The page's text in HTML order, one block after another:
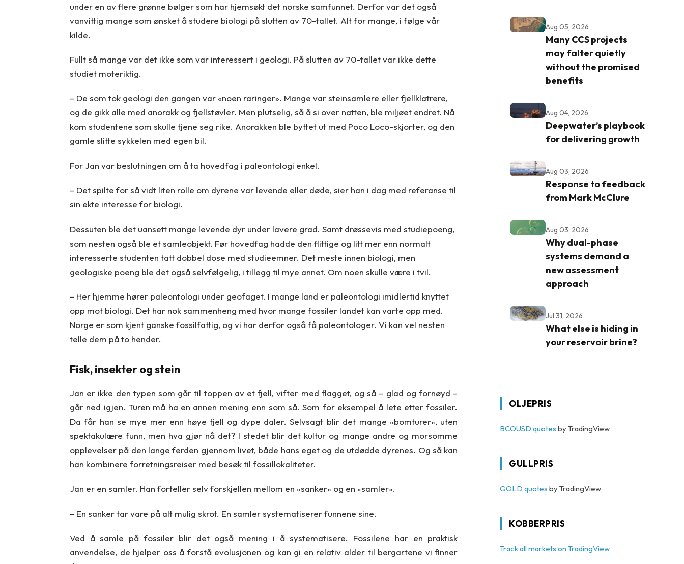
under en av flere grønne bølger som har hjemsøkt det norske samfunnet. Derfor var det også
vanvittig mange som ønsket å studere biologi på slutten av 70-tallet. Alt for mange, i følge vår
kilde.
Fullt så mange var det ikke som var interessert i geologi. På slutten av 70-tallet var ikke dette
studiet moteriktig.
– De som tok geologi den gangen var «noen raringer». Mange var steinsamlere eller fjellklatrere,
og de gikk alle med anorakk og fjellstøvler. Men plutselig, så å si over natten, ble miljøet endret. Nå
kom studentene som skulle tjene seg rike. Anorakken ble byttet ut med Poco Loco-skjorter, og den
gamle slitte sykkelen med egen bil.
For Jan var beslutningen om å ta hovedfag i paleontologi enkel.
– Det spilte for så vidt liten rolle om dyrene var levende eller døde, sier han i dag med referanse til
sin ekte interesse for biologi.
Dessuten ble det uansett mange levende dyr under lavere grad. Samt drøssevis med studiepoeng,
som nesten også ble et samleobjekt. Før hovedfag hadde den flittige og litt mer enn normalt
interesserte studenten tatt dobbel dose med studieemner. Det meste innen biologi, men
geologiske poeng ble det også selvfølgelig, i tillegg til mye annet. Om noen skulle være i tvil.
– Her hjemme hører paleontologi under geofaget. I mange land er paleontologi imidlertid knyttet
opp mot biologi. Det har nok sammenheng med hvor mange fossiler landet kan varte opp med.
Norge er som kjent ganske fossilfattig, og vi har derfor også få paleontologer. Vi kan vel nesten
telle dem på to hender.
Fisk, insekter og stein
Jan er ikke den typen som går til toppen av et fjell, vifter med flagget, og så – glad og fornøyd –
går ned igjen. Turen må ha en annen mening enn som så. Som for eksempel å lete etter fossiler.
Da får han se mye mer enn høye fjell og dype daler. Selvsagt blir det mange «bomturer», uten
spektakulære funn, men hva gjør nå det? I stedet blir det kultur og mange andre og morsomme
opplevelser på den lange ferden gjennom livet, både hans eget og de utdødde dyrenes. Og så kan
han kombinere forretningsreiser med besøk til fossillokaliteter.
Jan er en samler. Han forteller selv forskjellen mellom en «sanker» og en «samler».
– En sanker tar vare på alt mulig skrot. En samler systematiserer funnene sine.
Ved å samle på fossiler blir det også mening i å systematisere. Fossilene har en praktisk
anvendelse, de hjelper oss å forstå evolusjonen og kan gi en relativ alder til bergartene vi finner
Aug 05, 2026
Many CCS projects
may falter quietly
without the promised
benefits
Aug 04, 2026
Deepwater’s playbook
for delivering growth
Aug 03, 2026
Response to feedback
from Mark McClure
Aug 03, 2026
Why dual-phase
systems demand a
new assessment
approach
Jul 31, 2026
What else is hiding in
your reservoir brine?
OLJEPRIS
BCOUSD quotes by TradingView
GULLPRIS
GOLD quotes by TradingView
KOBBERPRIS
Track all markets on TradingView